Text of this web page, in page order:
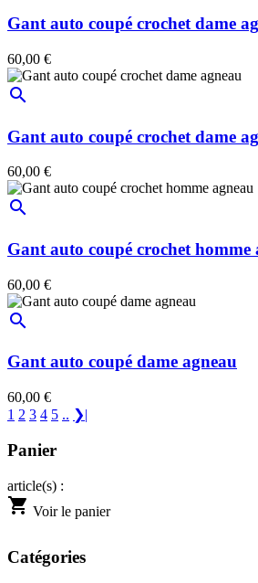
Gant auto coupé crochet dame
60,00 €
search
Gant auto coupé crochet dame
60,00 €
search
Gant auto coupé crochet homme
60,00 €
search
Gant auto coupé dame agneau
60,00 €
1 2 3 4 5 .. ❯|
Panier
article(s) :
shopping_cart Voir le panier
Catégories